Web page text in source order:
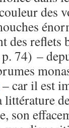
des
des reflets
74) –
– car il est
son